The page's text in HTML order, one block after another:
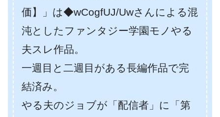
価】」は◆wCogfUJ/Uwさんによる混
沌としたファンタジー学園モノやる
夫スレ作品。
一週目と二週目がある長編作品で完
結済み。
やる夫のジョブが「配信者」に「第